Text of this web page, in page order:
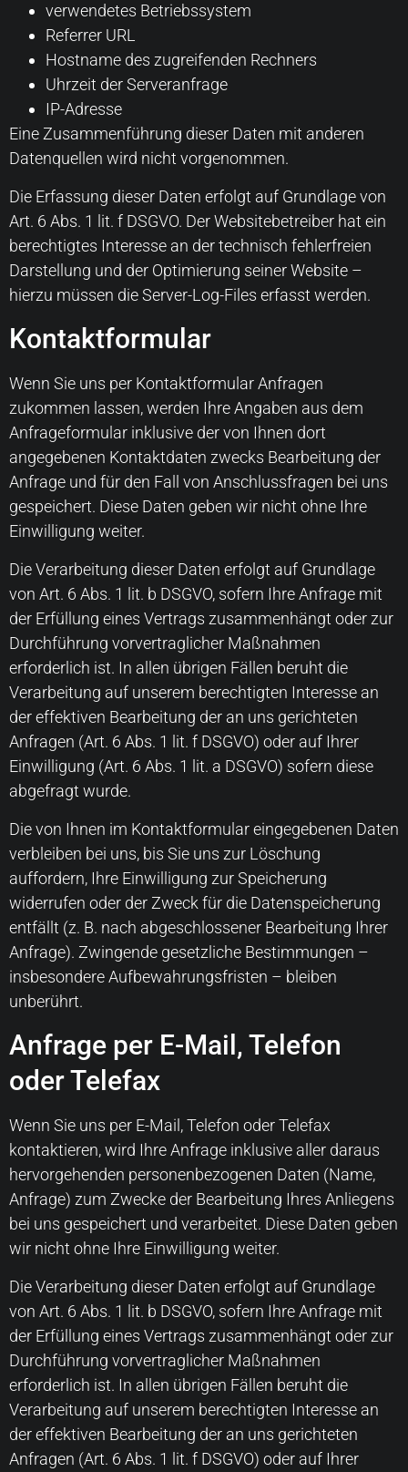
verwendetes Betriebssystem
Referrer URL
Hostname des zugreifenden Rechners
Uhrzeit der Serveranfrage
IP-Adresse
Eine Zusammenführung dieser Daten mit anderen
Datenquellen wird nicht vorgenommen.
Die Erfassung dieser Daten erfolgt auf Grundlage von
Art. 6 Abs. 1 lit. f DSGVO. Der Websitebetreiber hat ein
berechtigtes Interesse an der technisch fehlerfreien
Darstellung und der Optimierung seiner Website –
hierzu müssen die Server-Log-Files erfasst werden.
Kontaktformular
Wenn Sie uns per Kontaktformular Anfragen
zukommen lassen, werden Ihre Angaben aus dem
Anfrageformular inklusive der von Ihnen dort
angegebenen Kontaktdaten zwecks Bearbeitung der
Anfrage und für den Fall von Anschlussfragen bei uns
gespeichert. Diese Daten geben wir nicht ohne Ihre
Einwilligung weiter.
Die Verarbeitung dieser Daten erfolgt auf Grundlage
von Art. 6 Abs. 1 lit. b DSGVO, sofern Ihre Anfrage mit
der Erfüllung eines Vertrags zusammenhängt oder zur
Durchführung vorvertraglicher Maßnahmen
erforderlich ist. In allen übrigen Fällen beruht die
Verarbeitung auf unserem berechtigten Interesse an
der effektiven Bearbeitung der an uns gerichteten
Anfragen (Art. 6 Abs. 1 lit. f DSGVO) oder auf Ihrer
Einwilligung (Art. 6 Abs. 1 lit. a DSGVO) sofern diese
abgefragt wurde.
Die von Ihnen im Kontaktformular eingegebenen Daten
verbleiben bei uns, bis Sie uns zur Löschung
auffordern, Ihre Einwilligung zur Speicherung
widerrufen oder der Zweck für die Datenspeicherung
entfällt (z. B. nach abgeschlossener Bearbeitung Ihrer
Anfrage). Zwingende gesetzliche Bestimmungen –
insbesondere Aufbewahrungsfristen – bleiben
unberührt.
Anfrage per E-Mail, Telefon
oder Telefax
Wenn Sie uns per E-Mail, Telefon oder Telefax
kontaktieren, wird Ihre Anfrage inklusive aller daraus
hervorgehenden personenbezogenen Daten (Name,
Anfrage) zum Zwecke der Bearbeitung Ihres Anliegens
bei uns gespeichert und verarbeitet. Diese Daten geben
wir nicht ohne Ihre Einwilligung weiter.
Die Verarbeitung dieser Daten erfolgt auf Grundlage
von Art. 6 Abs. 1 lit. b DSGVO, sofern Ihre Anfrage mit
der Erfüllung eines Vertrags zusammenhängt oder zur
Durchführung vorvertraglicher Maßnahmen
erforderlich ist. In allen übrigen Fällen beruht die
Verarbeitung auf unserem berechtigten Interesse an
der effektiven Bearbeitung der an uns gerichteten
Anfragen (Art. 6 Abs. 1 lit. f DSGVO) oder auf Ihrer